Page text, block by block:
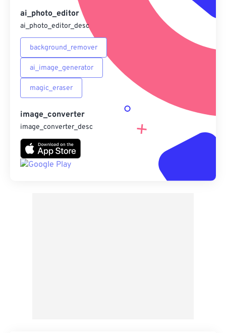
ai_photo_editor
ai_photo_editor_desc
background_remover
ai_image_generator
magic_eraser
image_converter
image_converter_desc